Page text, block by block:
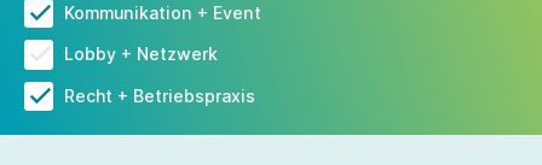
Kommunikation + Event
Lobby + Netzwerk
Recht + Betriebspraxis